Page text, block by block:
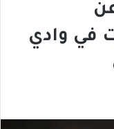
في وادي